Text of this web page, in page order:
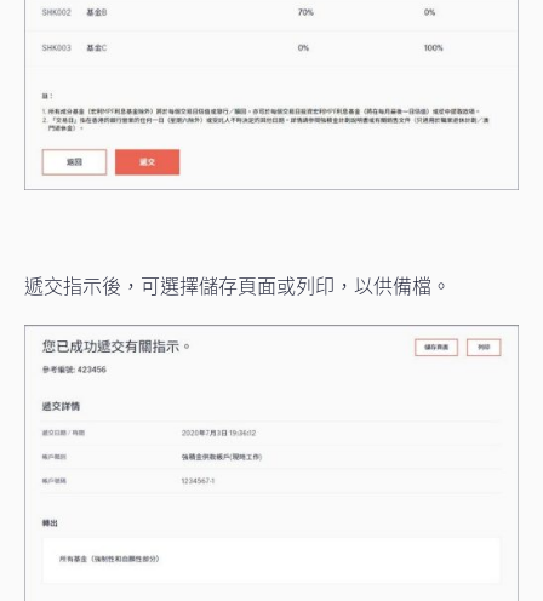
遞交指示後，可選擇儲存頁面或列印，以供備檔。